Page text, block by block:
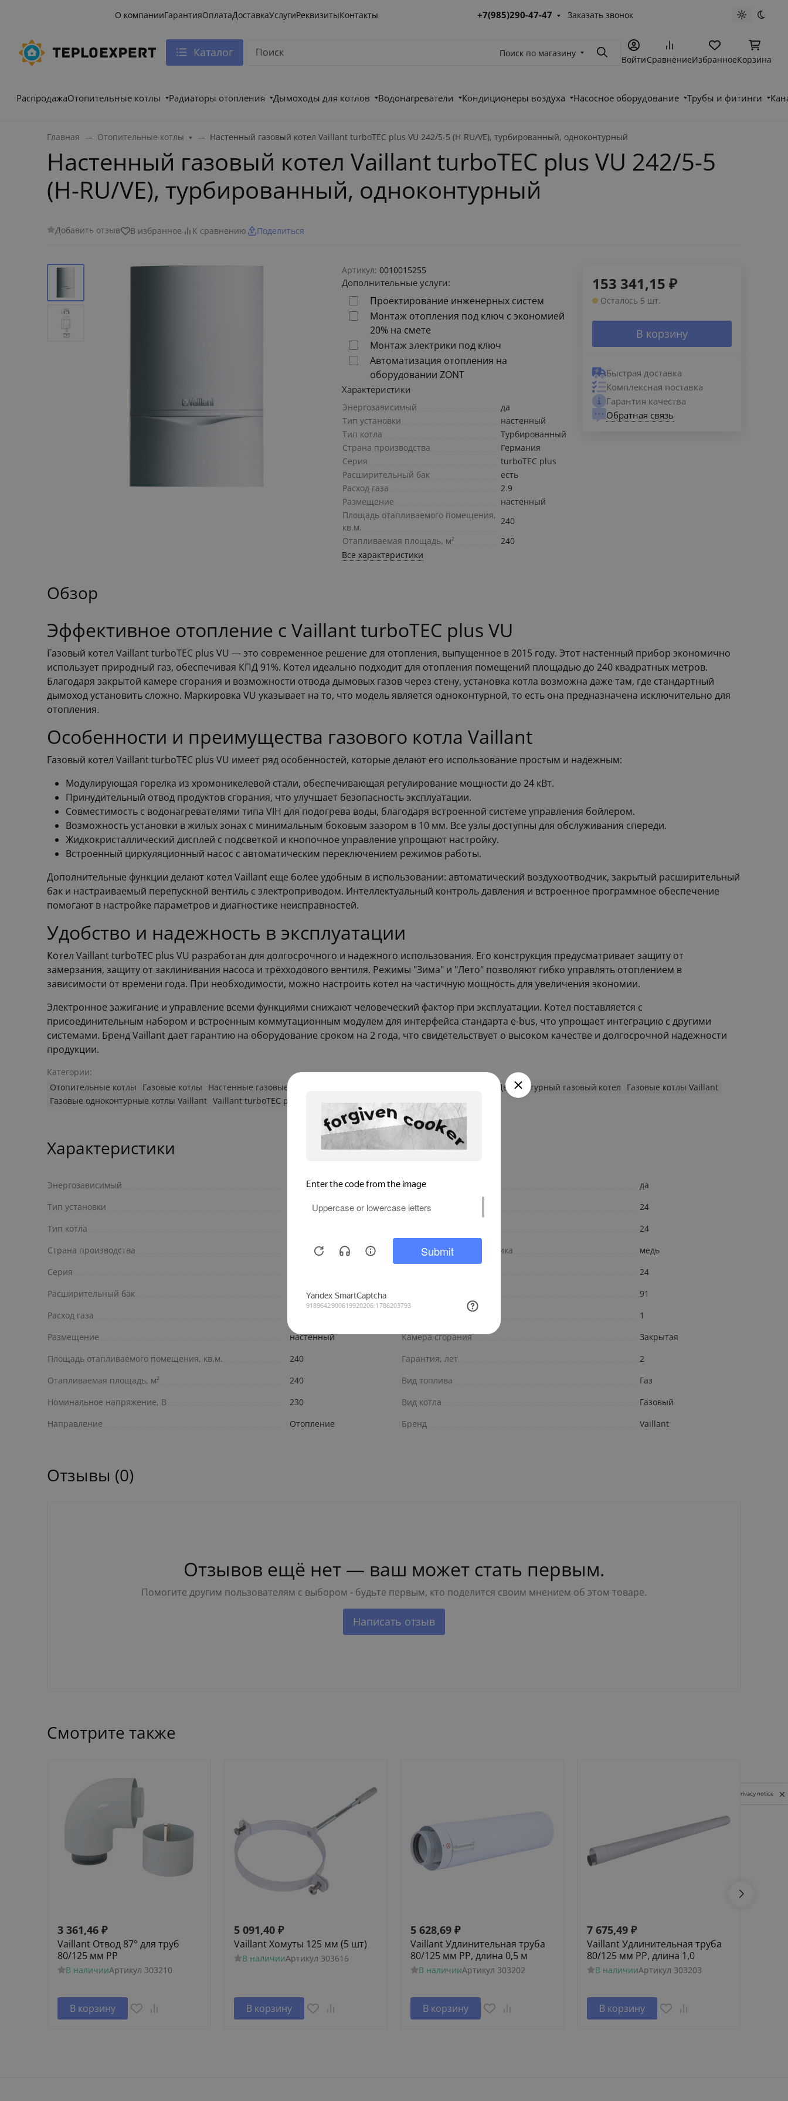
О компанииГарантияОплатаДоставкаУслугиРеквизитыКонтакты +7(985)290-47-47 Заказать звонок Светлая
Каталог Поиск по магазину ПоискВойтиСравнениеИзбранноеКорзина
РаспродажаОтопительные котлы Радиаторы отопления Дымоходы для котлов Водонагреватели Кондиционеры воздуха Насосное оборудование Трубы и фитинги
Главная Отопительные котлы Настенный газовый котел Vaillant turboTEC plus VU 242/5-5 (H-RU/VE), турбированный, одноконтурный
Настенный газовый котел Vaillant turboTEC plus VU 242/5-5
(H-RU/VE), турбированный, одноконтурный
Добавить отзыв В избранное К сравнению Поделиться
Артикул: 0010015255
Дополнительные услуги:
Проектирование инженерных систем
Монтаж отопления под ключ с экономией
20% на смете
Монтаж электрики под ключ
Автоматизация отопления на
оборудовании ZONT
Характеристики
Энергозависимый
да
Тип установки
настенный
Тип котла
Турбированный
Страна производства
Германия
Серия
turboTEC plus
Расширительный бак
есть
Расход газа
2.9
Размещение
настенный
Площадь отапливаемого помещения,
кв.м.
240
Отапливаемая площадь, м²
240
Все характеристики
153 341,15 ₽
Осталось 5 шт.
В корзину
Быстрая доставка
Комплексная поставка
Гарантия качества
Обратная связь
Обзор
Эффективное отопление с Vaillant turboTEC plus VU
Газовый котел Vaillant turboTEC plus VU — это современное решение для отопления, выпущенное в 2015 году. Этот настенный прибор экономично
использует природный газ, обеспечивая КПД 91%. Котел идеально подходит для отопления помещений площадью до 240 квадратных метров.
Благодаря закрытой камере сгорания и возможности отвода дымовых газов через стену, установка котла возможна даже там, где стандартный
дымоход установить сложно. Маркировка VU указывает на то, что модель является одноконтурной, то есть она предназначена исключительно для
отопления.
Особенности и преимущества газового котла Vaillant
Газовый котел Vaillant turboTEC plus VU имеет ряд особенностей, которые делают его использование простым и надежным:
Модулирующая горелка из хромоникелевой стали, обеспечивающая регулирование мощности до 24 кВт.
Принудительный отвод продуктов сгорания, что улучшает безопасность эксплуатации.
Совместимость с водонагревателями типа VIH для подогрева воды, благодаря встроенной системе управления бойлером.
Возможность установки в жилых зонах с минимальным боковым зазором в 10 мм. Все узлы доступны для обслуживания спереди.
Жидкокристаллический дисплей с подсветкой и кнопочное управление упрощают настройку.
Встроенный циркуляционный насос с автоматическим переключением режимов работы.
Дополнительные функции делают котел Vaillant еще более удобным в использовании: автоматический воздухоотводчик, закрытый расширительный
бак и настраиваемый перепускной вентиль с электроприводом. Интеллектуальный контроль давления и встроенное программное обеспечение
помогают в настройке параметров и диагностике неисправностей.
Удобство и надежность в эксплуатации
Котел Vaillant turboTEC plus VU разработан для долгосрочного и надежного использования. Его конструкция предусматривает защиту от
замерзания, защиту от заклинивания насоса и трёхходового вентиля. Режимы "Зима" и "Лето" позволяют гибко управлять отоплением в
зависимости от времени года. При необходимости, можно настроить котел на частичную мощность для увеличения экономии.
Электронное зажигание и управление всеми функциями снижают человеческий фактор при эксплуатации. Котел поставляется с
присоединительным набором и встроенным коммутационным модулем для интерфейса стандарта e-bus, что упрощает интеграцию с другими
системами. Бренд Vaillant дает гарантию на оборудование сроком на 2 года, что свидетельствует о высоком качестве и долгосрочной надежности
продукции.
Категории:
Отопительные котлы
Газовые котлы Настенные газовые котлы Двухконтурный газовый котел
Газовые котлы Vaillant
Газовые одноконтурные котлы Vaillant Vaillant turboTEC plus
Характеристики
Энергозависимый
Тип установки
настенный
Тип котла
Страна производства
Германия
Серия
Расширительный бак
есть
Расход газа
Размещение
настенный
Площадь отапливаемого помещения, кв.м.
240
Отапливаемая площадь, м²
240
Номинальное напряжение, В
230
Направление
Отопление
Наличие насоса
да
Мощность, кВт
24
24
Материал теплообменника
медь
24
91
Количество контуров
1
Камера сгорания
Закрытая
Гарантия, лет
2
Вид топлива
Газ
Вид котла
Газовый
Бренд
Vaillant
Отзывы (0)
Отзывов ещё нет — ваш может стать первым.
Помогите другим пользователям с выбором - будьте первым, кто поделится своим мнением об этом товаре.
Написать отзыв
Смотрите также
3 361,46 ₽
Vaillant Отвод 87° для труб
80/125 мм PP
В наличииАртикул 303210
В корзину
5 091,40 ₽
Vaillant Хомуты 125 мм (5 шт)
В наличииАртикул 303616
В корзину
5 628,69 ₽
Vaillant Удлинительная труба
80/125 мм PP, длина 0,5 м
В наличииАртикул 303202
В корзину
7 675,49 ₽
Vaillant Удлинительная труба
80/125 мм PP, длина 1,0
В наличииАртикул 303203
В корзину
Privacy notice